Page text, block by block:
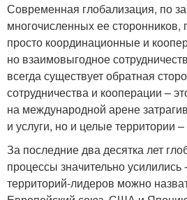
Современная глобализация, по
многочисленных ее сторонников,
просто координационные и
но взаимовыгодное
всегда существует обратная
сотрудничества и кооперации –
на международной арене
и услуги, но и целые территории
За последние два десятка лет
процессы значительно усилились
территорий-лидеров можно